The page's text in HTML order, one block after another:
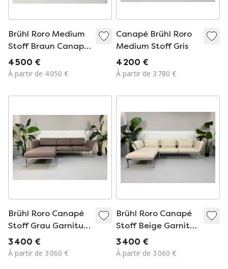
Brühl Roro Medium
Stoff Braun Canapé
Ausstellungsstück
4 500 €
À partir de 4 050 €
Canapé Brühl Roro
Medium Stoff Gris
4 200 €
À partir de 3 780 €
Brühl Roro Canapé
Stoff Grau Garnitur
Schlafsofa Ecksofa
3 400 €
À partir de 3 060 €
Brühl Roro Canapé
Stoff Beige Garnitur
Schlafsofa Ecksofa
3 400 €
À partir de 3 060 €